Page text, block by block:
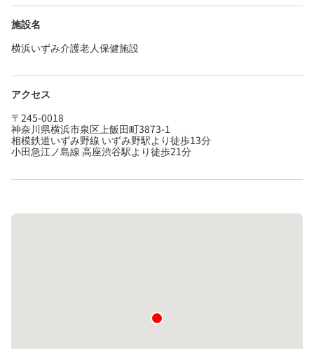
施設名
横浜いずみ介護老人保健施設
アクセス
〒245-0018
神奈川県横浜市泉区上飯田町3873-1
相模鉄道いずみ野線 いずみ野駅より徒歩13分
小田急江ノ島線 高座渋谷駅より徒歩21分